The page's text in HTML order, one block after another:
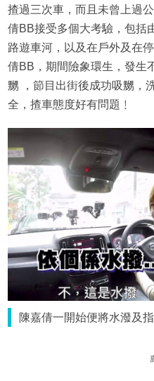
揸過三次車，而且未曾上過
倩BB接受多個大考驗，包括
路遊車河，以及在戶外及在
倩BB，期間險象環生，發生
嬲 ，節目出街後成功吸嬲，
全，揸車態度好有問題﹗
陳嘉倩一開始便將水潑及